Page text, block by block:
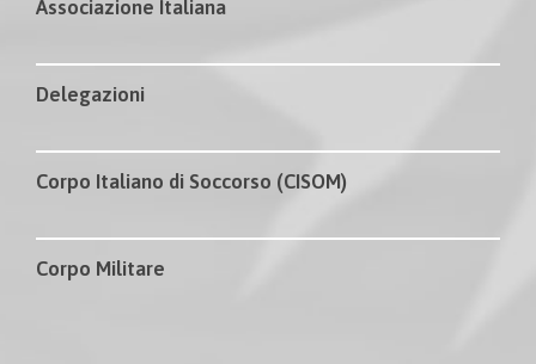
Associazione Italiana
Delegazioni
Corpo Italiano di Soccorso (CISOM)
Corpo Militare